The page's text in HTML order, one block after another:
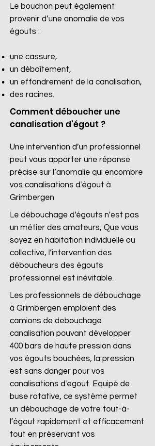
Le bouchon peut également
provenir d’une anomalie de vos
égouts :
une cassure,
un déboîtement,
un effondrement de la canalisation,
des racines.​
Comment déboucher une
canalisation d'égout ?
Une intervention d’un professionnel
peut vous apporter une réponse
précise sur l’anomalie qui encombre
vos canalisations d'égout à
Grimbergen
Le débouchage d'égouts n'est pas
un métier des amateurs, Que vous
soyez en habitation individuelle ou
collective, l’intervention des
déboucheurs des égouts
professionnel est inévitable.
Les professionnels de débouchage
à Grimbergen emploient des
camions de debouchage
canalisation pouvant développer
400 bars de haute pression dans
vos égouts bouchées, la pression
est sans danger pour vos
canalisations d'egout. Equipé de
buse rotative, ce système permet
un débouchage de votre tout-à-
l’égout rapidement et efficacement
tout en préservant vos